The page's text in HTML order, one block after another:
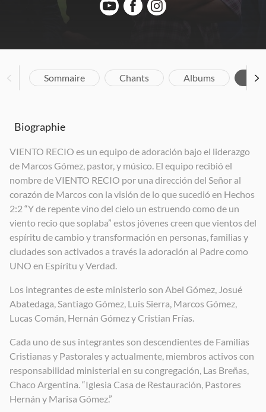
Sommaire Chants Albums
Biographie
VIENTO RECIO es un equipo de adoración bajo el liderazgo
de Marcos Gómez, pastor, y músico. El equipo recibió el
nombre de VIENTO RECIO por una dirección del Señor al
corazón de Marcos con la visión de lo que sucedió en Hechos
2:2 “Y de repente vino del cielo un estruendo como de un
viento recio que soplaba” estos jóvenes creen que vientos del
espíritu de cambio y transformación en personas, familias y
ciudades son activados a través la adoración al Padre como
UNO en Espíritu y Verdad.
Los integrantes de este ministerio son Abel Gómez, Josué
Abatedaga, Santiago Gómez, Luis Sierra, Marcos Gómez,
Lucas Comán, Hernán Gómez y Cristian Frías.
Cada uno de sus integrantes son descendientes de Familias
Cristianas y Pastorales y actualmente, miembros activos con
responsabilidad ministerial en su congregación, Las Breñas,
Chaco Argentina. “Iglesia Casa de Restauración, Pastores
Hernán y Marisa Gómez.”